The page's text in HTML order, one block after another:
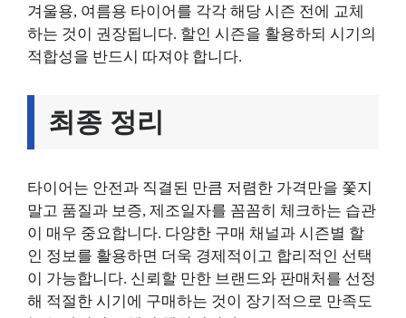
겨울용, 여름용 타이어를 각각 해당 시즌 전에 교체
하는 것이 권장됩니다. 할인 시즌을 활용하되 시기의
적합성을 반드시 따져야 합니다.
최종 정리
타이어는 안전과 직결된 만큼 저렴한 가격만을 쫓지
말고 품질과 보증, 제조일자를 꼼꼼히 체크하는 습관
이 매우 중요합니다. 다양한 구매 채널과 시즌별 할
인 정보를 활용하면 더욱 경제적이고 합리적인 선택
이 가능합니다. 신뢰할 만한 브랜드와 판매처를 선정
해 적절한 시기에 구매하는 것이 장기적으로 만족도